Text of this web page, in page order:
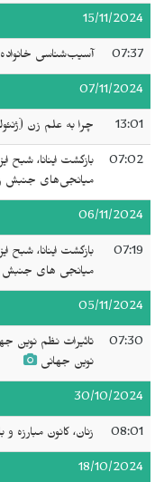
15/11/2024
07:37 آسیب‌شناسی
07/11/2024
13:01 چرا به علم زن
07:02
بازگشت اینانا، شبح
میانجی‌های جنبش
06/11/2024
07:19
بازگشت اینانا، شبح
میانجی های جنبش
05/11/2024
07:30
تاثیرات نظم نوین
نوین جهانی
30/10/2024
08:01 زنان، کانون مبارزه
18/10/2024